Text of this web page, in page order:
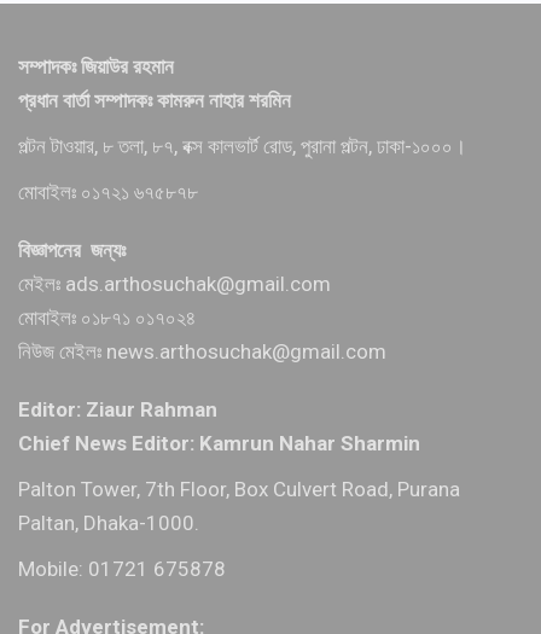
সম্পাদকঃ জিয়াউর রহমান
প্রধান বার্তা সম্পাদকঃ কামরুন নাহার শরমিন
পল্টন টাওয়ার, ৮ তলা, ৮৭, বক্স কালভার্ট রোড, পুরানা পল্টন, ঢাকা-১০০০।
মোবাইলঃ ০১৭২১ ৬৭৫৮৭৮
বিজ্ঞাপনের জন্যঃ
মেইলঃ ads.arthosuchak@gmail.com
মোবাইলঃ ০১৮৭১ ০১৭০২৪
নিউজ মেইলঃ news.arthosuchak@gmail.com
Editor: Ziaur Rahman
Chief News Editor: Kamrun Nahar Sharmin
Palton Tower, 7th Floor, Box Culvert Road, Purana
Paltan, Dhaka-1000.
Mobile: 01721 675878
For Advertisement: